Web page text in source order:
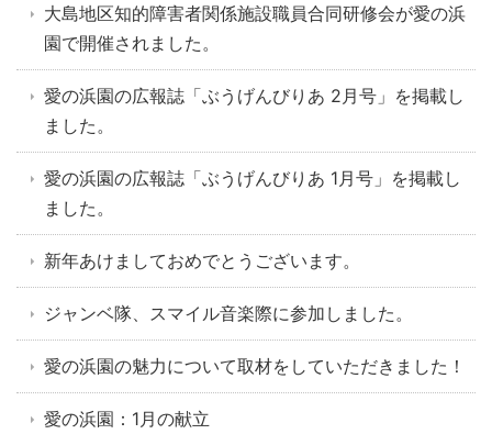
大島地区知的障害者関係施設職員合同研修会が愛の浜
園で開催されました。
愛の浜園の広報誌「ぶうげんびりあ 2月号」を掲載し
ました。
愛の浜園の広報誌「ぶうげんびりあ 1月号」を掲載し
ました。
新年あけましておめでとうございます。
ジャンベ隊、スマイル音楽際に参加しました。
愛の浜園の魅力について取材をしていただきました！
愛の浜園：1月の献立